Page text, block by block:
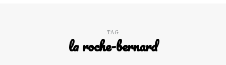
TAG
la roche-bernard